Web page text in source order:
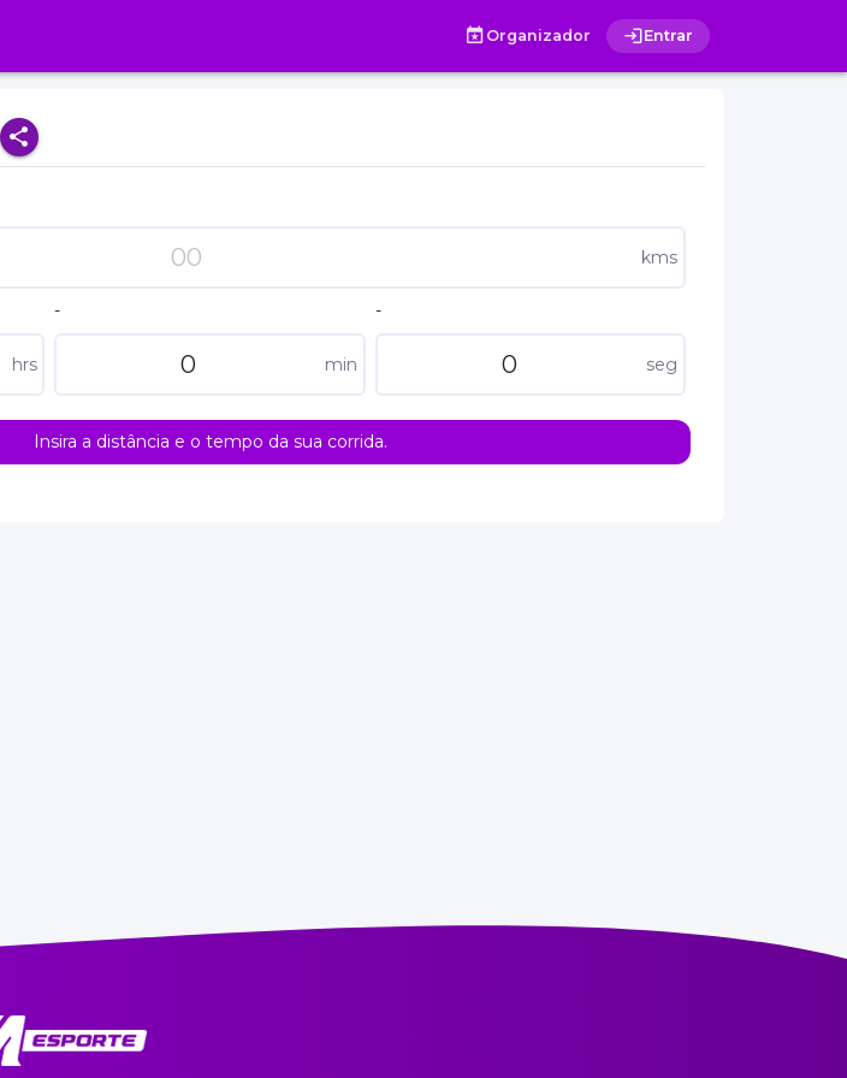
Organizador Entrar
kms
hrs
-
min
-
seg
Insira a distância e o tempo da sua corrida.